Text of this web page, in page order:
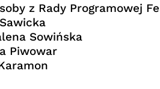
z Rady Programowej
Sowińska
Piwowar